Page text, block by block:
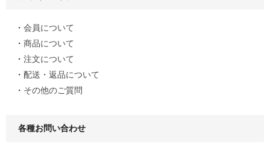
会員について
商品について
注文について
配送・返品について
その他のご質問
各種お問い合わせ